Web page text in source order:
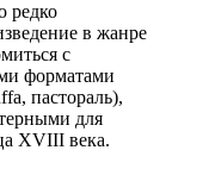
редко
в жанре
с
форматами
пастораль),
для
XVIII века.